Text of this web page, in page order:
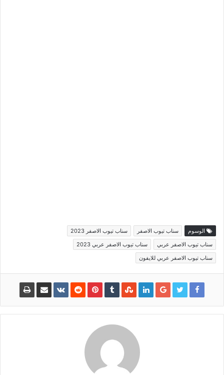
الوسوم سناب تيوب الاصفر
سناب تيوب الاصفر 2023
سناب تيوب الاصفر عربي
سناب تيوب الاصفر عربي 2023
سناب تيوب الاصفر عربي للايفون